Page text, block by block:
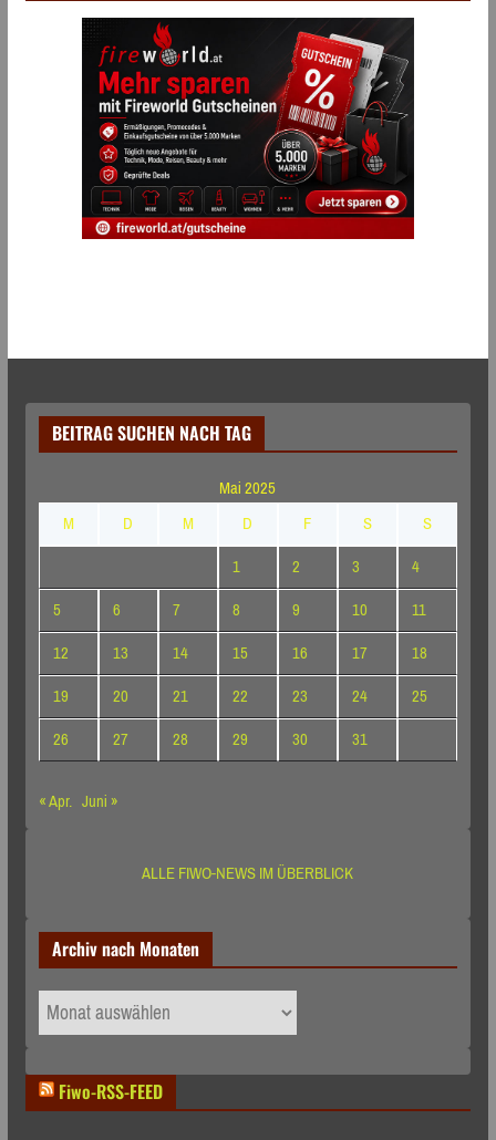
BEITRAG SUCHEN NACH TAG
Mai 2025
M
D M D F S
S
1
2 3
4
5
6 7 8 9 10
11
12
13 14 15 16 17
18
19
20 21 22 23 24
25
26
27 28 29 30
31
« Apr. Juni »
ALLE FIWO-NEWS IM ÜBERBLICK
Archiv nach Monaten
Archiv
nach
Fiwo-RSS-FEED